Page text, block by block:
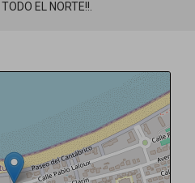
EL NORTE!!.